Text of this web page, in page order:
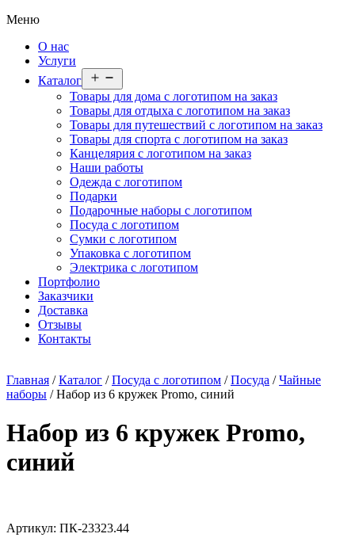
Меню
О нас
Услуги
Каталог
меню
Товары для дома с логотипом на заказ
Товары для отдыха с логотипом на заказ
Товары для путешествий с логотипом на заказ
Товары для спорта с логотипом на заказ
Канцелярия с логотипом на заказ
Наши работы
Одежда с логотипом
Подарки
Подарочные наборы с логотипом
Посуда с логотипом
Сумки с логотипом
Упаковка с логотипом
Электрика с логотипом
Портфолио
Заказчики
Доставка
Отзывы
Контакты
Главная /Каталог /Посуда с логотипом /Посуда /Чайные
наборы / Набор из 6 кружек Promo, синий
Набор из 6 кружек Promo,
синий
Артикул: ПК-23323.44